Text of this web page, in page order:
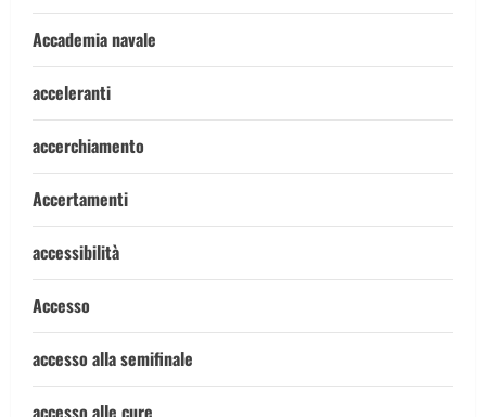
Accademia navale
acceleranti
accerchiamento
Accertamenti
accessibilità
Accesso
accesso alla semifinale
accesso alle cure